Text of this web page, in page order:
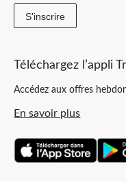
S'inscrire
Téléchargez l’appli
Accédez aux offres
En savoir plus